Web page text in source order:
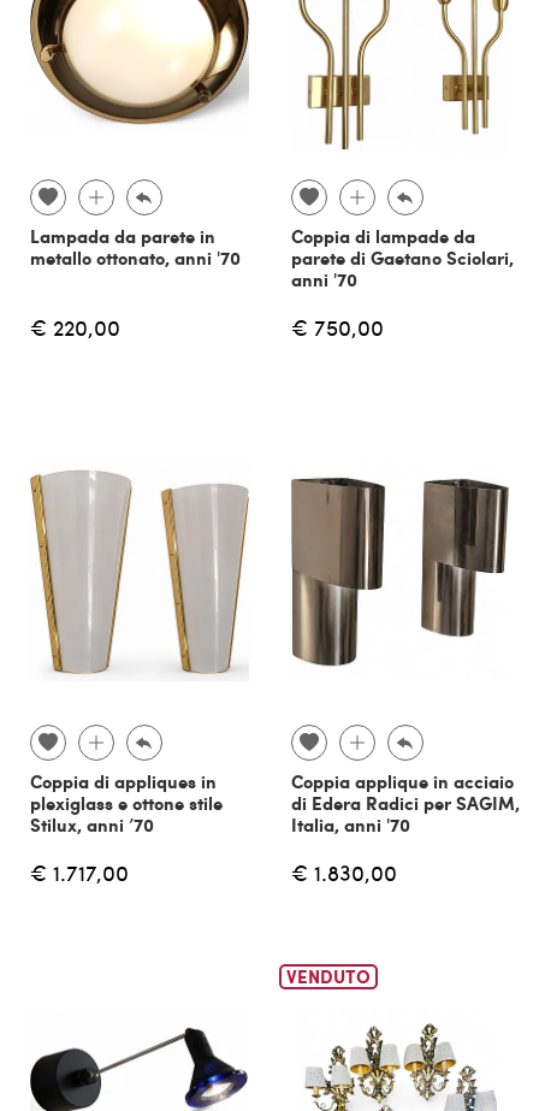
Lampada da parete in
metallo ottonato, anni '70
€ 220,00
Coppia di lampade da
parete di Gaetano Sciolari,
anni '70
€ 750,00
Coppia di appliques in
plexiglass e ottone stile
Stilux, anni ’70
€ 1.717,00
Coppia applique in acciaio
di Edera Radici per SAGIM,
Italia, anni '70
€ 1.830,00
VENDUTO